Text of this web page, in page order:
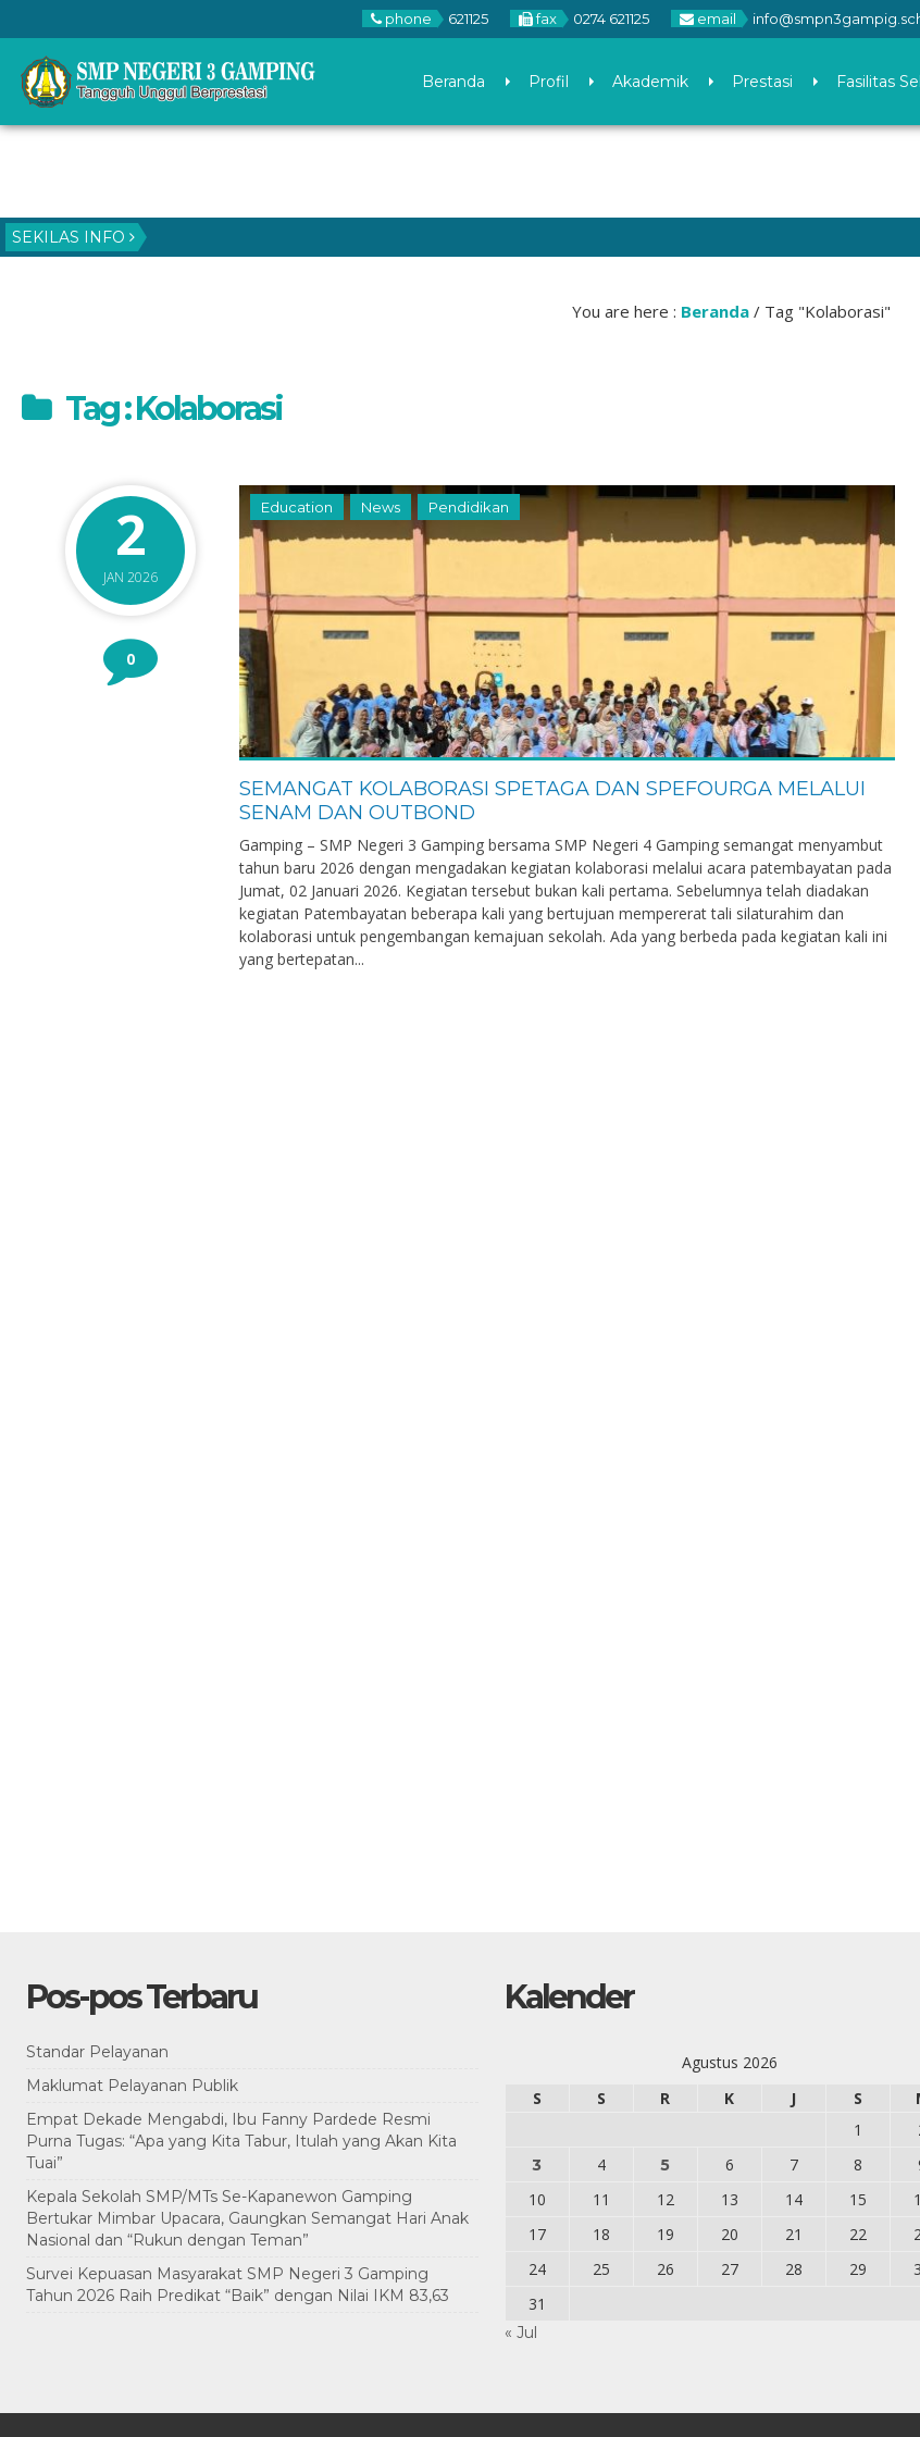
phone 621125 fax 0274 621125 email
Beranda Profil Akademik Prestasi Fasilitas
SEKILAS INFO
You are here : Beranda/ Tag "Kolaborasi"
Tag : Kolaborasi
2
JAN 2026
0
Education News Pendidikan
SEMANGAT KOLABORASI SPETAGA DAN SPEFOURGA MELALUI
SENAM DAN OUTBOND
Gamping – SMP Negeri 3 Gamping bersama SMP Negeri 4 Gamping semangat menyambut
tahun baru 2026 dengan mengadakan kegiatan kolaborasi melalui acara patembayatan pada
Jumat, 02 Januari 2026. Kegiatan tersebut bukan kali pertama. Sebelumnya telah diadakan
kegiatan Patembayatan beberapa kali yang bertujuan mempererat tali silaturahim dan
kolaborasi untuk pengembangan kemajuan sekolah. Ada yang berbeda pada kegiatan kali ini
yang bertepatan...
Pos-pos Terbaru
Standar Pelayanan
Maklumat Pelayanan Publik
Empat Dekade Mengabdi, Ibu Fanny Pardede Resmi
Purna Tugas: “Apa yang Kita Tabur, Itulah yang Akan Kita
Tuai”
Kepala Sekolah SMP/MTs Se-Kapanewon Gamping
Bertukar Mimbar Upacara, Gaungkan Semangat Hari Anak
Nasional dan “Rukun dengan Teman”
Survei Kepuasan Masyarakat SMP Negeri 3 Gamping
Tahun 2026 Raih Predikat “Baik” dengan Nilai IKM 83,63
Kalender
Agustus 2026
S
S R K J S
1
3 4 5 6 7 8
10
11 12 13 14 15
17
18 19 20 21 22
24
25 26 27 28 29
31
« Jul